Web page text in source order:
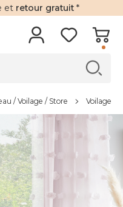
et retour gratuit *
/ Voilage / Store Voilage